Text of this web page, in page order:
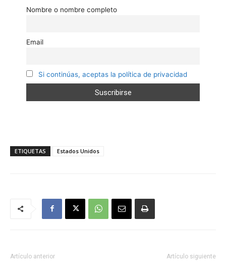
Nombre o nombre completo
Email
Si continúas, aceptas la política de privacidad
ETIQUETAS Estados Unidos
Artículo anterior Artículo siguiente